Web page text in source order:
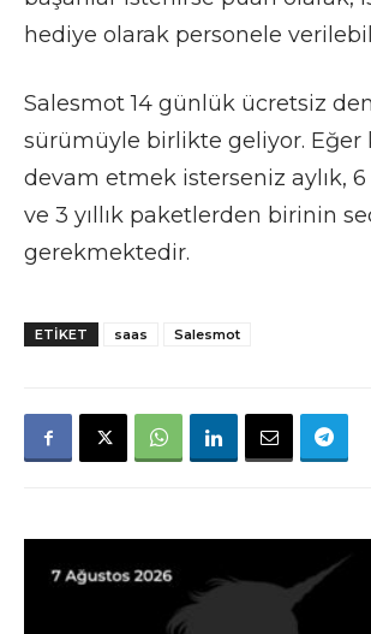
hediye olarak personele
Salesmot 14 günlük ücretsiz
sürümüyle birlikte geliyor. Eğer
devam etmek isterseniz aylık, 6
ve 3 yıllık paketlerden birinin
gerekmektedir.
ETIKET saas Salesmot